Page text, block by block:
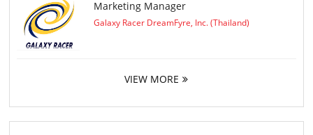
Marketing Manager
Galaxy Racer DreamFyre, Inc. (Thailand)
VIEW MORE